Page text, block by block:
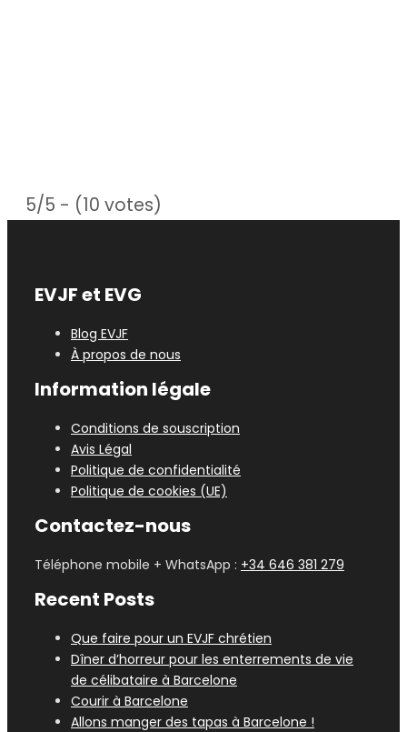
5/5 - (10 votes)
EVJF et EVG
Blog EVJF
À propos de nous
Information légale
Conditions de souscription
Avis Légal
Politique de confidentialité
Politique de cookies (UE)
Contactez-nous
Téléphone mobile + WhatsApp : +34 646 381 279
Recent Posts
Que faire pour un EVJF chrétien
Dîner d’horreur pour les enterrements de vie
de célibataire à Barcelone
Courir à Barcelone
Allons manger des tapas à Barcelone !